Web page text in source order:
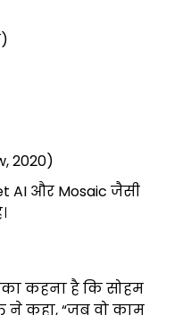
2020)
AI और Mosaic जैसी
कहना है कि सोहम
ने कहा, “जब वो काम